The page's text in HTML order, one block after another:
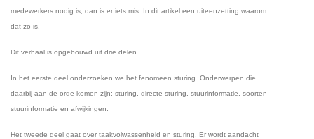
medewerkers nodig is, dan is er iets mis. In dit artikel een uiteenzetting waarom
dat zo is.
Dit verhaal is opgebouwd uit drie delen.
In het eerste deel onderzoeken we het fenomeen sturing. Onderwerpen die
daarbij aan de orde komen zijn: sturing, directe sturing, stuurinformatie, soorten
stuurinformatie en afwijkingen.
Het tweede deel gaat over taakvolwassenheid en sturing. Er wordt aandacht